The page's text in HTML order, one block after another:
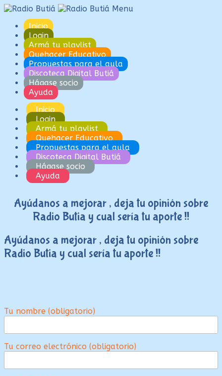
Ir
navegación
Ir
contenido
Menu
Inicio
Login
Armá tu playlist
Quehacer Educativo
Propuestas para el aula
Discoteca Digital Butiá
Hágase socio
Ayuda
Inicio
Login
Armá tu playlist
Quehacer Educativo
Propuestas para el aula
Discoteca Digital Butiá
Hágase socio
Ayuda
Ayúdanos a mejorar , deja tu opinión sobre
Radio Butia y cual sería tu aporte !!
Ayúdanos a mejorar , deja tu opinión sobre
Radio Butia y cual sería tu aporte !!
Tu nombre (obligatorio)
Tu correo electrónico (obligatorio)